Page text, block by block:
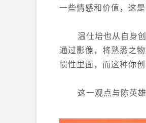
一些情感和价值，这
温仕培也从自身
通过影像，将熟悉之
惯性里面，而这种你
这一观点与陈英